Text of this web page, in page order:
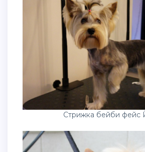
Стрижка бейби фейс